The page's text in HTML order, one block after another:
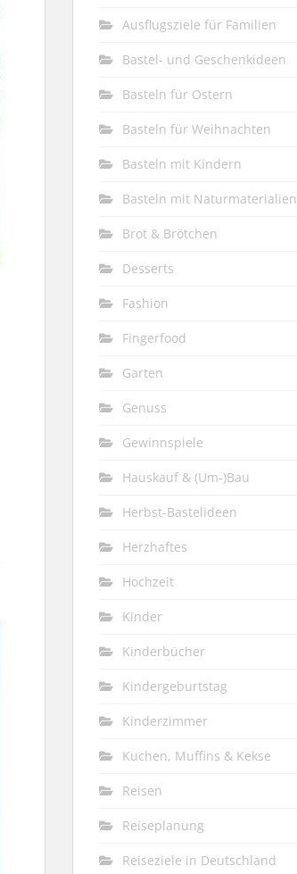
Ausflugsziele für Familien
Bastel- und Geschenkideen
Basteln für Ostern
Basteln für Weihnachten
Basteln mit Kindern
Basteln mit Naturmaterialien
Brot & Brötchen
Desserts
Fashion
Fingerfood
Garten
Genuss
Gewinnspiele
Hauskauf & (Um-)Bau
Herbst-Bastelideen
Herzhaftes
Hochzeit
Kinder
Kinderbücher
Kindergeburtstag
Kinderzimmer
Kuchen, Muffins & Kekse
Reisen
Reiseplanung
Reiseziele in Deutschland